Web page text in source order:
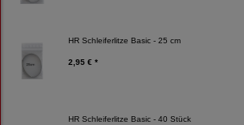
HR Schleiferlitze Basic - 25 cm
2,95 € *
HR Schleiferlitze Basic - 40 Stück